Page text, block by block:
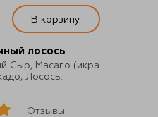
Отзывы
лосось
Сыр, Масаго (икра
Лосось.
В корзину